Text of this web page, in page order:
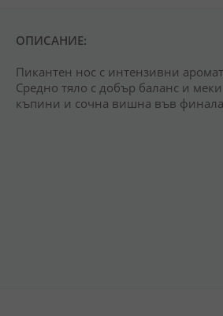
ОПИСАНИЕ:
Пикантен нос с интензивни
Средно тяло с добър баланс и
къпини и сочна вишна във